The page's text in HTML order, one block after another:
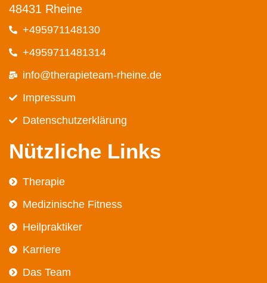
48431 Rheine
+495971148130
+4959711481314
info@therapieteam-rheine.de
Impressum
Datenschutz­erklärung
Nützliche Links
Therapie
Medizinische Fitness
Heilpraktiker
Karriere
Das Team